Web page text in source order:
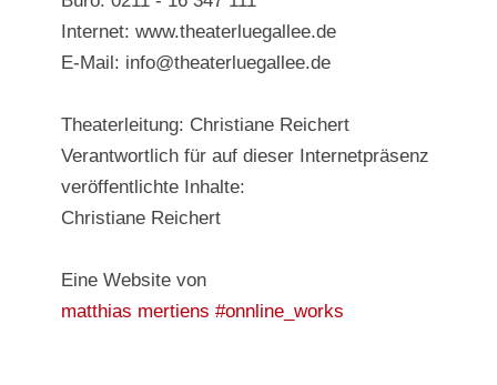
Internet: www.theaterluegallee.de
E-Mail: info@theaterluegallee.de
Theaterleitung: Christiane Reichert
Verantwortlich für auf dieser Internetpräsenz
veröffentlichte Inhalte:
Christiane Reichert
Eine Website von
matthias mertiens #onnline_works